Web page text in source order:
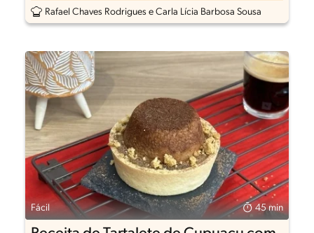
Rafael Chaves Rodrigues e Carla Lícia Barbosa Sousa
Fácil 45 min